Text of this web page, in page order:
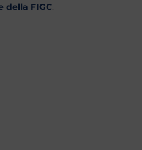
della FIGC.